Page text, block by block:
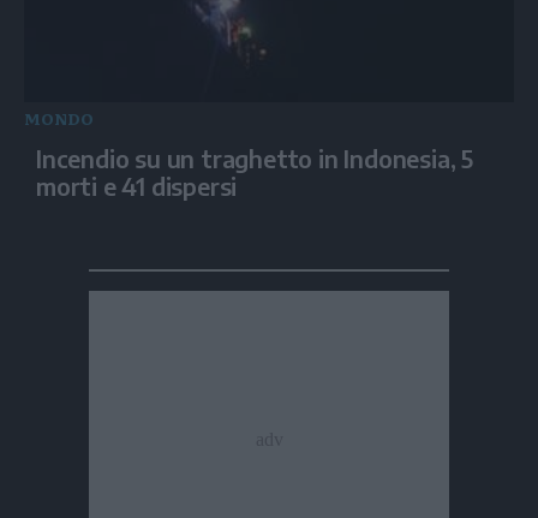
MONDO
Incendio su un traghetto in Indonesia, 5
morti e 41 dispersi